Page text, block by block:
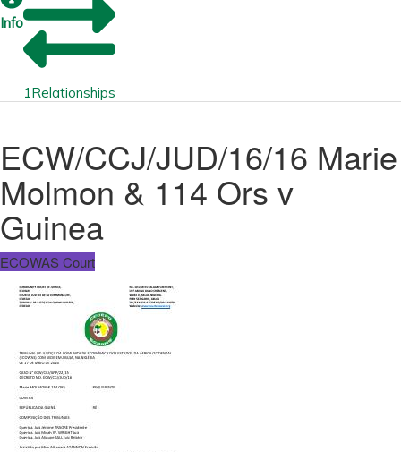
Info
1Relationships
ECW/CCJ/JUD/16/16 Marie
Molmon & 114 Ors v
Guinea
ECOWAS Court